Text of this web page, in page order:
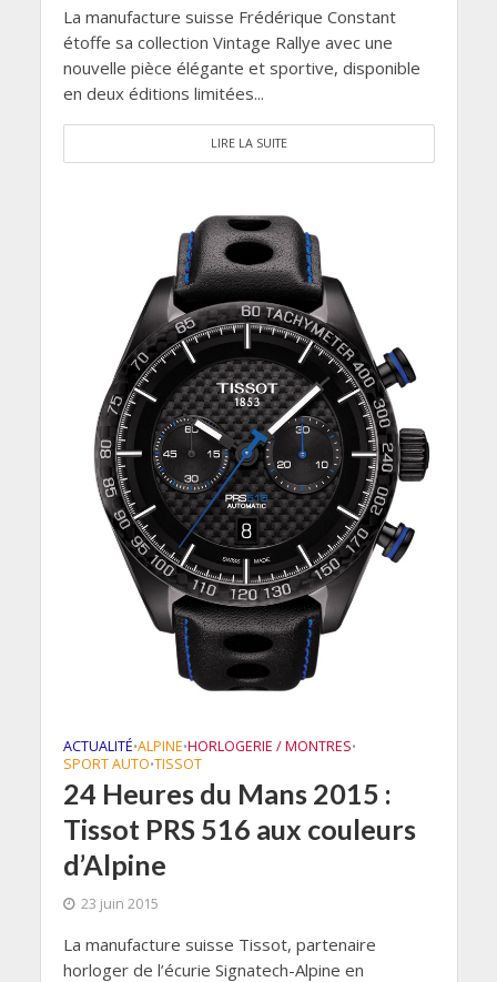
La manufacture suisse Frédérique Constant
étoffe sa collection Vintage Rallye avec une
nouvelle pièce élégante et sportive, disponible
en deux éditions limitées...
LIRE LA SUITE
ACTUALITÉ•ALPINE•HORLOGERIE / MONTRES•
SPORT AUTO•TISSOT
24 Heures du Mans 2015 :
Tissot PRS 516 aux couleurs
d’Alpine
23 juin 2015
La manufacture suisse Tissot, partenaire
horloger de l’écurie Signatech-Alpine en